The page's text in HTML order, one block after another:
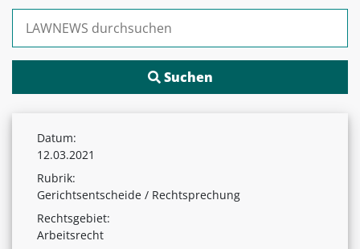
Datum:
12.03.2021
Rubrik:
Gerichtsentscheide / Rechtsprechung
Rechtsgebiet:
Arbeitsrecht